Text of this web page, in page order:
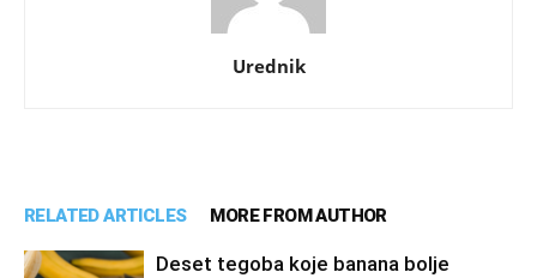
Urednik
RELATED ARTICLES MORE FROM AUTHOR
Deset tegoba koje banana bolje